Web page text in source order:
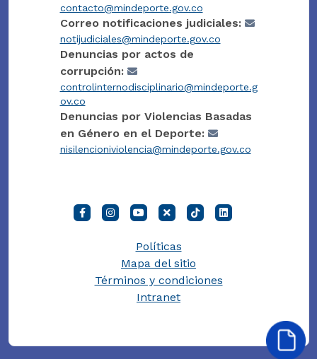
contacto@mindeporte.gov.co
Correo notificaciones judiciales:
notijudiciales@mindeporte.gov.co
Denuncias por actos de
corrupción:
controlinternodisciplinario@mindeporte.g
ov.co
Denuncias por Violencias Basadas
en Género en el Deporte:
nisilencioniviolencia@mindeporte.gov.co
Políticas
Mapa del sitio
Términos y condiciones
Intranet